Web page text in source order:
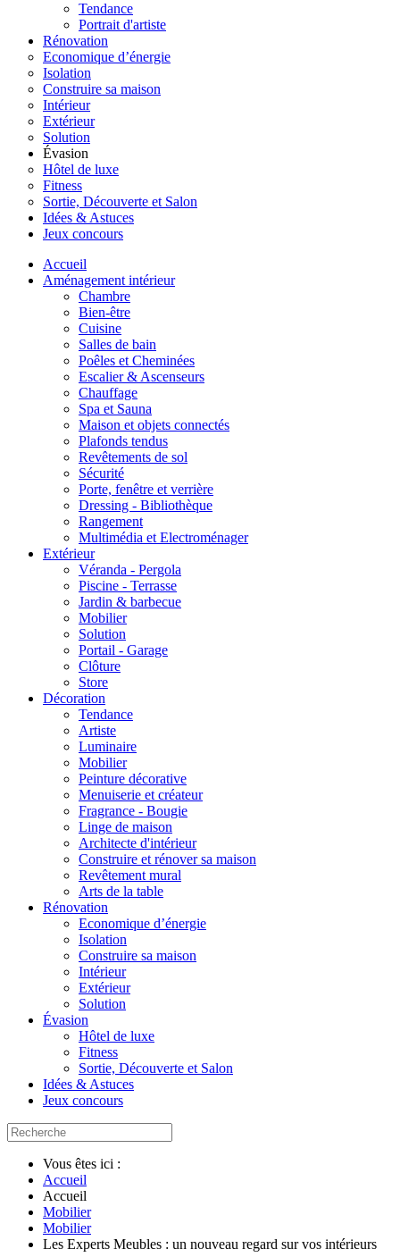
Tendance
Portrait d'artiste
Rénovation
Economique d’énergie
Isolation
Construire sa maison
Intérieur
Extérieur
Solution
Évasion
Hôtel de luxe
Fitness
Sortie, Découverte et Salon
Idées & Astuces
Jeux concours
Accueil
Aménagement intérieur
Chambre
Bien-être
Cuisine
Salles de bain
Poêles et Cheminées
Escalier & Ascenseurs
Chauffage
Spa et Sauna
Maison et objets connectés
Plafonds tendus
Revêtements de sol
Sécurité
Porte, fenêtre et verrière
Dressing - Bibliothèque
Rangement
Multimédia et Electroménager
Extérieur
Véranda - Pergola
Piscine - Terrasse
Jardin & barbecue
Mobilier
Solution
Portail - Garage
Clôture
Store
Décoration
Tendance
Artiste
Luminaire
Mobilier
Peinture décorative
Menuiserie et créateur
Fragrance - Bougie
Linge de maison
Architecte d'intérieur
Construire et rénover sa maison
Revêtement mural
Arts de la table
Rénovation
Economique d’énergie
Isolation
Construire sa maison
Intérieur
Extérieur
Solution
Évasion
Hôtel de luxe
Fitness
Sortie, Découverte et Salon
Idées & Astuces
Jeux concours
Vous êtes ici :
Accueil
Accueil
Mobilier
Mobilier
Les Experts Meubles : un nouveau regard sur vos intérieurs